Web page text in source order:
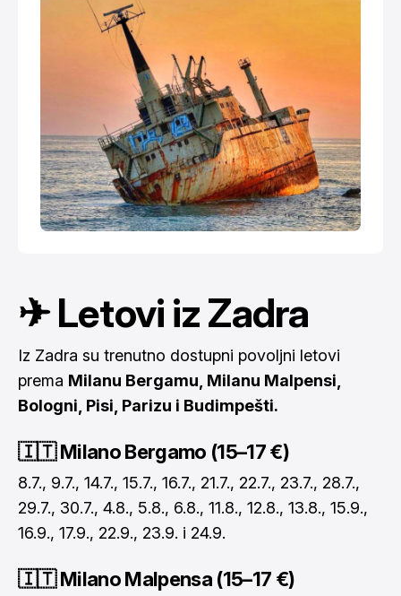
✈ Letovi iz Zadra
Iz Zadra su trenutno dostupni povoljni letovi
prema Milanu Bergamu, Milanu Malpensi,
Bologni, Pisi, Parizu i Budimpešti.
🇮🇹 Milano Bergamo (15–17 €)
8.7., 9.7., 14.7., 15.7., 16.7., 21.7., 22.7., 23.7., 28.7.,
29.7., 30.7., 4.8., 5.8., 6.8., 11.8., 12.8., 13.8., 15.9.,
16.9., 17.9., 22.9., 23.9. i 24.9.
🇮🇹 Milano Malpensa (15–17 €)